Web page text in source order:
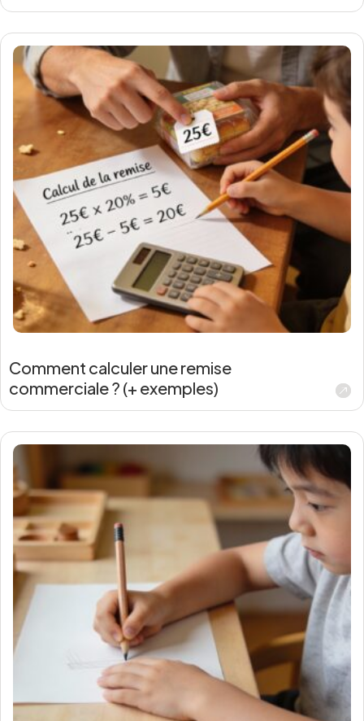
Comment calculer une remise
commerciale ? (+ exemples)